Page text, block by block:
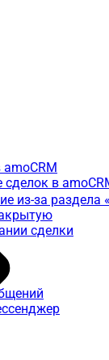
в
из-за раздела
сделки